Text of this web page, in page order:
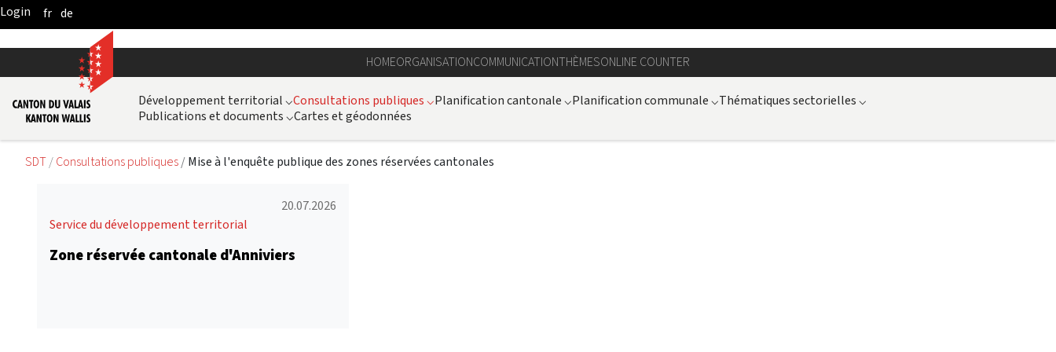
Skip to Main Content
fr de
HOMEORGANISATIONCOMMUNICATIONTHÈMESONLINE COUNTER
Développement territorial ⌵Consultations publiques ⌵Planification cantonale ⌵Planification communale ⌵Thématiques sectorielles ⌵
Publications et documents ⌵Cartes et géodonnées
SDT Consultations publiques Mise à l'enquête publique des zones réservées cantonales
20.07.2026
Service du développement territorial
Zone réservée cantonale d'Anniviers